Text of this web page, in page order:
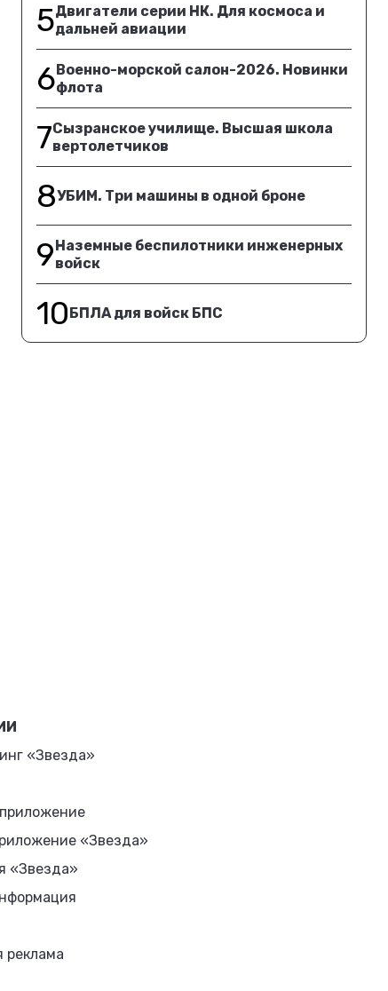
5Двигатели серии НК. Для космоса и
дальней авиации
6Военно-морской салон-2026. Новинки
флота
7Сызранское училище. Высшая школа
вертолетчиков
8УБИМ. Три машины в одной броне
9Наземные беспилотники инженерных
войск
10БПЛА для войск БПС
«Звезда»
«Звезда»
«Звезда»
реклама